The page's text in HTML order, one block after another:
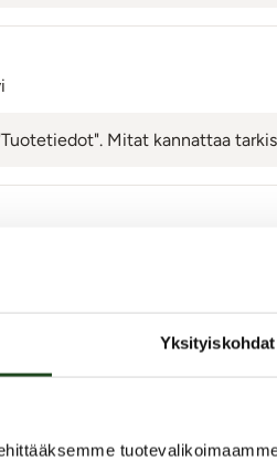
Yksityiskohdat
Mitat kannattaa